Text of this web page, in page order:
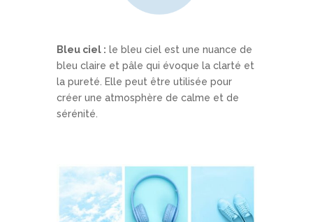
Bleu ciel : le bleu ciel est une nuance de
bleu claire et pâle qui évoque la clarté et
la pureté. Elle peut être utilisée pour
créer une atmosphère de calme et de
sérénité.